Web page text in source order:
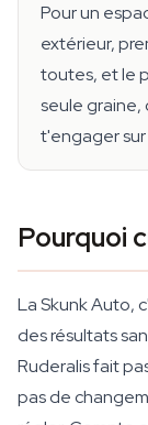
Pour un
extérieur,
toutes, et le
seule
t'engager
Pourquoi
La Skunk Auto,
des résultats
Ruderalis fait
pas de